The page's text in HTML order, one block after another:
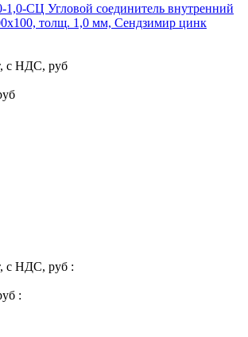
СЦ Угловой соединитель внутренний
толщ. 1,0 мм, Сендзимир цинк
с НДС, руб
с НДС, руб :
: